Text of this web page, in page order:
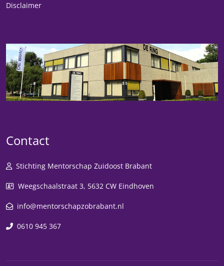
Disclaimer
Contact
Stichting Mentorschap Zuidoost Brabant
Weegschaalstraat 3, 5632 CW Eindhoven
info@mentorschapzobrabant.nl
0610 945 367